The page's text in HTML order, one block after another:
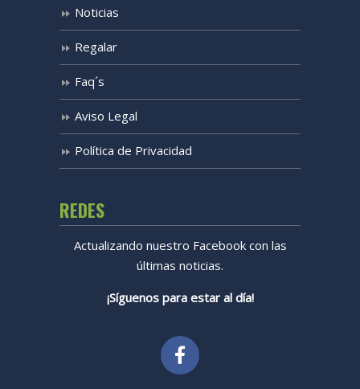
Noticias
Regalar
Faq´s
Aviso Legal
Política de Privacidad
REDES
Actualizando nuestro Facebook con las
últimas noticias.
¡Síguenos para estar al día!